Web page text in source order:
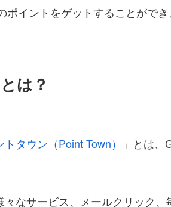
ポイントをゲットすることができ
は？
タウン（Point Town）
」とは
なサービス、メールクリック